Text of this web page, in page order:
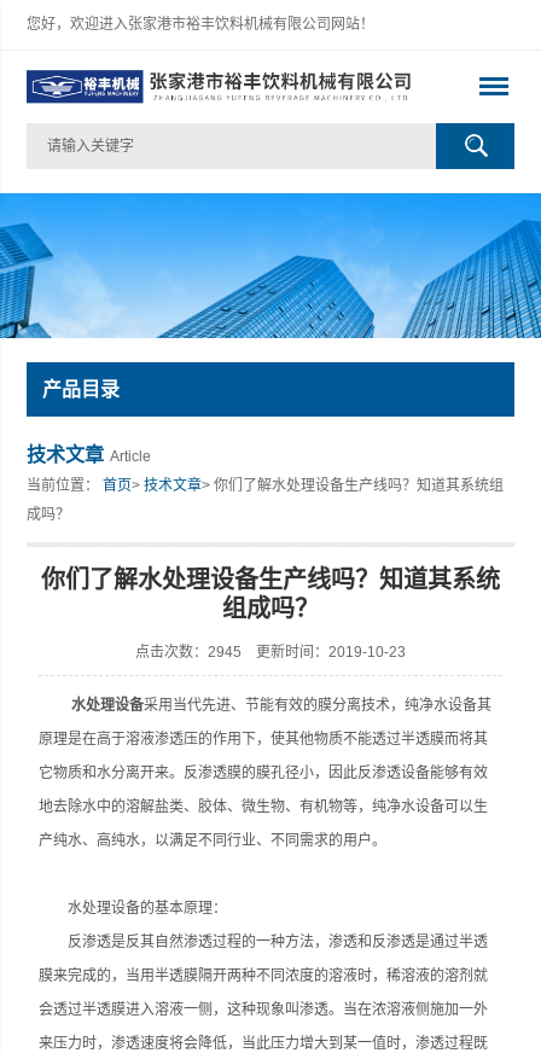
您好，欢迎进入张家港市裕丰饮料机械有限公司网站！
张家港市裕丰饮料机械有限公司
产品目录
技术文章 Article
当前位置：首页>技术文章> 你们了解水处理设备生产线吗？知道其系统组
成吗？
你们了解水处理设备生产线吗？知道其系统
组成吗？
点击次数：2945 更新时间：2019-10-23
水处理设备采用当代先进、节能有效的膜分离技术，纯净水设备其
原理是在高于溶液渗透压的作用下，使其他物质不能透过半透膜而将其
它物质和水分离开来。反渗透膜的膜孔径小，因此反渗透设备能够有效
地去除水中的溶解盐类、胶体、微生物、有机物等，纯净水设备可以生
产纯水、高纯水，以满足不同行业、不同需求的用户。
水处理设备的基本原理：
反渗透是反其自然渗透过程的一种方法，渗透和反渗透是通过半透
膜来完成的，当用半透膜隔开两种不同浓度的溶液时，稀溶液的溶剂就
会透过半透膜进入溶液一侧，这种现象叫渗透。当在浓溶液侧施加一外
来压力时，渗透速度将会降低，当此压力增大到某一值时，渗透过程既